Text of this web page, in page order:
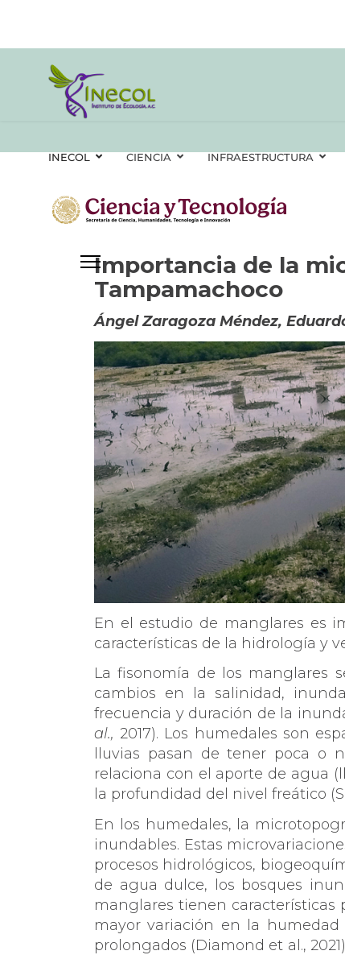
INECOL CIENCIA INFRAESTRUCTURA
Importancia de la
Tampamachoco
Ángel Zaragoza Méndez,
En el estudio de manglares es
características de la hidrología y
La fisonomía de los manglares
cambios en la salinidad,
frecuencia y duración de la
al., 2017). Los humedales son
lluvias pasan de tener poca o
relaciona con el aporte de agua
la profundidad del nivel freático
En los humedales, la
inundables. Estas
procesos hidrológicos,
de agua dulce, los bosques
manglares tienen
mayor variación en la
prolongados (Diamond et al.,